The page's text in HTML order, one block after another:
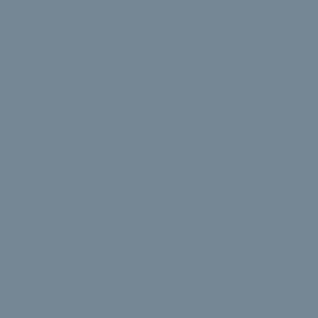
Kontrollelementen kann navigiert werden. Bei Klick